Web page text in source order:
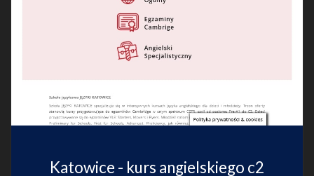
Katowice - kurs angielskiego c2